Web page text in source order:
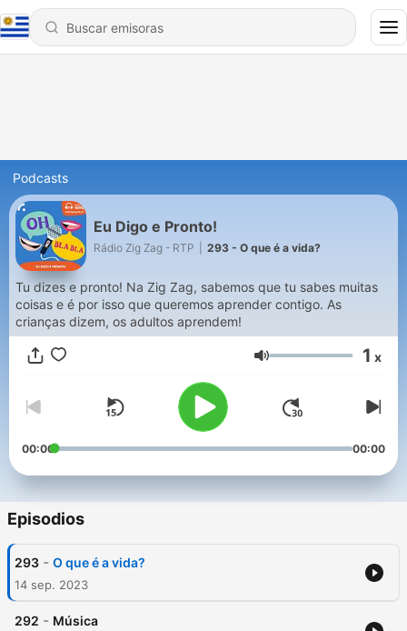
Podcasts
Eu Digo e Pronto!
Rádio Zig Zag - RTP 293 - O que é a vida?
Tu dizes e pronto! Na Zig Zag, sabemos que tu sabes muitas
coisas e é por isso que queremos aprender contigo. As
crianças dizem, os adultos aprendem!
Volumen 1 x
00:00 00:00
Episodios
293 - O que é a vida?
14 sep. 2023
292 - Música